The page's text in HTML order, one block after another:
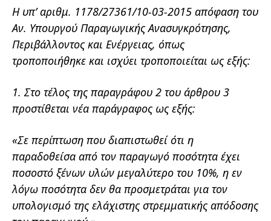
Η υπ’ αριθμ. 1178/27361/10-03-2015 απόφαση του
Αν. Υπουργού Παραγωγικής Ανασυγκρότησης,
Περιβάλλοντος και Ενέργειας, όπως
τροποποιήθηκε και ισχύει τροποποιείται ως εξής:
1. Στο τέλος της παραγράφου 2 του άρθρου 3
προστίθεται νέα παράγραφος ως εξής:
«Σε περίπτωση που διαπιστωθεί ότι η
παραδοθείσα από τον παραγωγό ποσότητα έχει
ποσοστό ξένων υλών μεγαλύτερο του 10%, η εν
λόγω ποσότητα δεν θα προσμετράται για τον
υπολογισμό της ελάχιστης στρεμματικής απόδοσης